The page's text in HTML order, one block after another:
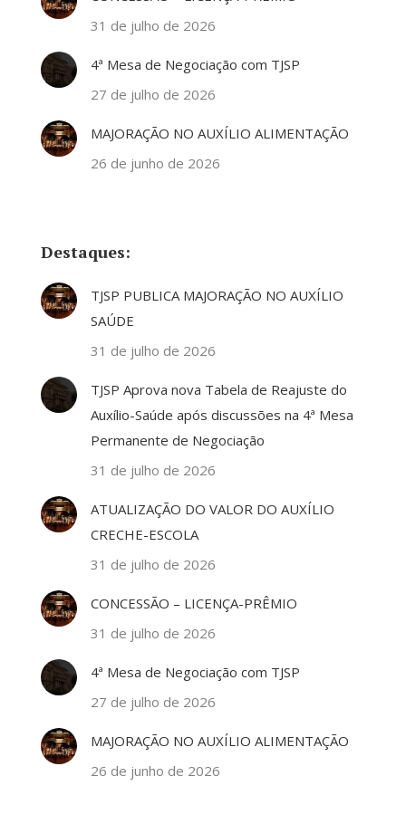
31 de julho de 2026
4ª Mesa de Negociação com TJSP
27 de julho de 2026
MAJORAÇÃO NO AUXÍLIO ALIMENTAÇÃO
26 de junho de 2026
Destaques:
TJSP PUBLICA MAJORAÇÃO NO AUXÍLIO
SAÚDE
31 de julho de 2026
TJSP Aprova nova Tabela de Reajuste do
Auxílio-Saúde após discussões na 4ª Mesa
Permanente de Negociação
31 de julho de 2026
ATUALIZAÇÃO DO VALOR DO AUXÍLIO
CRECHE-ESCOLA
31 de julho de 2026
CONCESSÃO – LICENÇA-PRÊMIO
31 de julho de 2026
4ª Mesa de Negociação com TJSP
27 de julho de 2026
MAJORAÇÃO NO AUXÍLIO ALIMENTAÇÃO
26 de junho de 2026